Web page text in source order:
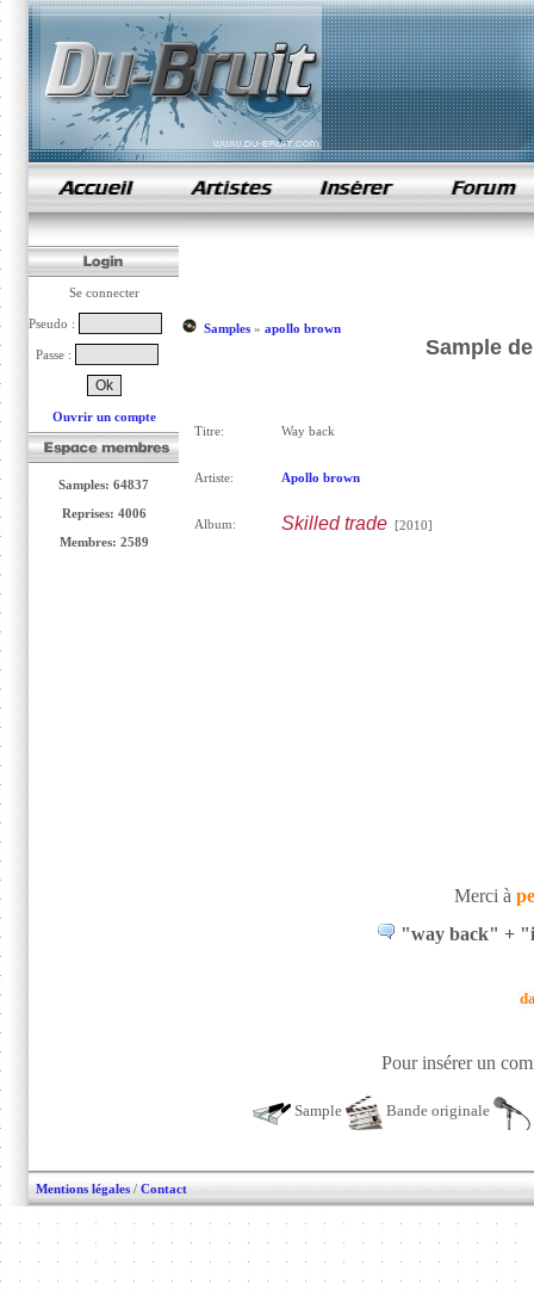
samples de rap
Se connecter
Pseudo :
Passe :
Ouvrir un compte
Samples: 64837
Reprises: 4006
Membres: 2589
Samples» apollo brown
Sample
Titre: Way back
Artiste: Apollo brown
Album: Skilled trade[2010]
Merci à
"way back" + "i
Pour insérer un
Sample Bande originale
Mentions légales / Contact